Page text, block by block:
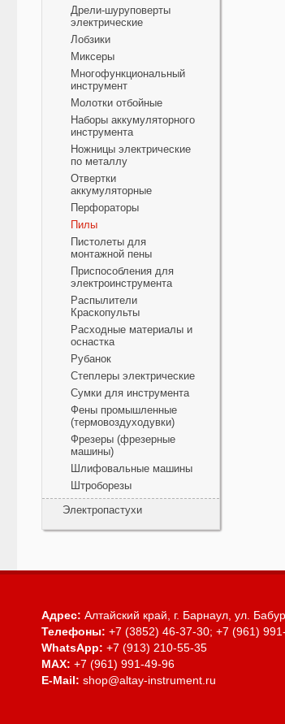
Дрели-шуруповерты
электрические
Лобзики
Миксеры
Многофункциональный
инструмент
Молотки отбойные
Наборы аккумуляторного
инструмента
Ножницы электрические
по металлу
Отвертки
аккумуляторные
Перфораторы
Пилы
Пистолеты для
монтажной пены
Приспособления для
электроинструмента
Распылители
Краскопульты
Расходные материалы и
оснастка
Рубанок
Степлеры электрические
Сумки для инструмента
Фены промышленные
(термовоздуходувки)
Фрезеры (фрезерные
машины)
Шлифовальные машины
Штроборезы
Электропастухи
Адрес: Алтайский край, г. Барнаул, ул.
Телефоны: +7 (3852) 46-37-30; +7 (961)
WhatsApp: +7 (913) 210-55-35
MAX: +7 (961) 991-49-96
E-Mail: shop@altay-instrument.ru